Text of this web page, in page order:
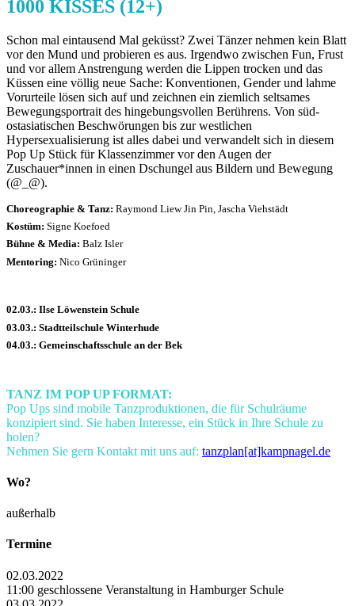
1000 KISSES (12+)
Schon mal eintausend Mal geküsst? Zwei Tänzer nehmen kein Blatt
vor den Mund und probieren es aus. Irgendwo zwischen Fun, Frust
und vor allem Anstrengung werden die Lippen trocken und das
Küssen eine völlig neue Sache: Konventionen, Gender und lahme
Vorurteile lösen sich auf und zeichnen ein ziemlich seltsames
Bewegungsportrait des hingebungsvollen Berührens. Von süd-
ostasiatischen Beschwörungen bis zur westlichen
Hypersexualisierung ist alles dabei und verwandelt sich in diesem
Pop Up Stück für Klassenzimmer vor den Augen der
Zuschauer*innen in einen Dschungel aus Bildern und Bewegung
(@_@).
Choreographie & Tanz: Raymond Liew Jin Pin, Jascha Viehstädt
Kostüm: Signe Koefoed
Bühne & Media: Balz Isler
Mentoring: Nico Grüninger
02.03.: Ilse Löwenstein Schule
03.03.: Stadtteilschule Winterhude
04.03.: Gemeinschaftsschule an der Bek
TANZ IM POP UP FORMAT:
Pop Ups sind mobile Tanzproduktionen, die für Schulräume
konzipiert sind. Sie haben Interesse, ein Stück in Ihre Schule zu
holen?
Nehmen Sie gern Kontakt mit uns auf: tanzplan[at]kampnagel.de
Wo?
außerhalb
Termine
02.03.2022
11:00 geschlossene Veranstaltung in Hamburger Schule